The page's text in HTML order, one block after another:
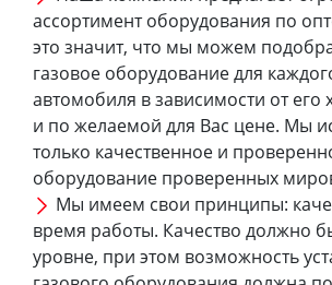
ассортимент оборудования по
это значит, что мы можем
газовое оборудование для
автомобиля в зависимости от его
и по желаемой для Вас цене. Мы
только качественное и
оборудование проверенных
Мы имеем свои принципы:
время работы. Качество должно
уровне, при этом возможность